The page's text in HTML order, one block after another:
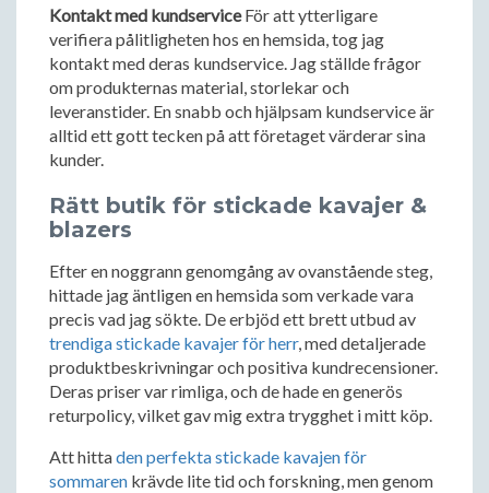
Kontakt med kundserviceFör att ytterligare
verifiera pålitligheten hos en hemsida, tog jag
kontakt med deras kundservice. Jag ställde frågor
om produkternas material, storlekar och
leveranstider. En snabb och hjälpsam kundservice är
alltid ett gott tecken på att företaget värderar sina
kunder.
Rätt butik för stickade kavajer &
blazers
Efter en noggrann genomgång av ovanstående steg,
hittade jag äntligen en hemsida som verkade vara
precis vad jag sökte. De erbjöd ett brett utbud av
trendiga stickade kavajer för herr, med detaljerade
produktbeskrivningar och positiva kundrecensioner.
Deras priser var rimliga, och de hade en generös
returpolicy, vilket gav mig extra trygghet i mitt köp.
Att hittaden perfekta stickade kavajen för
sommaren krävde lite tid och forskning, men genom